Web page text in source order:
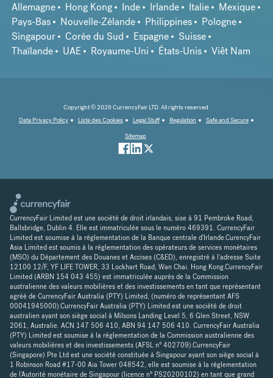
Allemagne
Hong Kong Inde Irlande Italie
Mexique
Pays-Bas
Nouvelle-Zélande Philippines
Pologne
Singapour
Corée du Sud Espagne
Suisse
Thaïlande
UAE Royaume-Uni États-Unis Viêt Nam
Copyright © 2026 CurrencyFair LTD. All rights reserved.
Data Privacy Policy
Liste des Cookies Legal Stuff Regulation
Safe and Secure
Sitemap
CurrencyFair Limited est une société de droit irlandais, sise à 91 Pembroke Road,
Ballsbridge, Dublin 4. Elle est immatriculée sous le numéro 469391. CurrencyFair
Limited est soumise à la réglementation de la Banque centrale d'Irlande.CurencyFair
Asia Limited est soumis à la réglementation des opérateurs de services monétaires
(MSO) du Département des Douanes et Accises (C&ED), enregistré à l'adresse Suite
12100 12/F, YF LIFE TOWER, 33 Lockhart Road, Wan Chai. Hong Kong.CurrencyFair
Limited (ARBN 154 043 455) est immatriculée auprès de la Commission
australienne des valeurs mobilières et des investissements en tant que représentant
agréé de CurrencyFair Australia (PTY) Limited, (numéro de représentant AFS
00041945000).CurrencyFair Australia (PTY) Limited est une société de droit
australien ayant son siège social à Milsons Landing Level 5, 6 Glen Street, NSW
2061, Australie. ACN 147 506 410, ABN 94 147 506 410. CurrencyFair Australia
(PTY) Limited est soumise à la réglementation de la Commission australienne des
valeurs mobilières et des investissements (AFSL n° 402709).CurrencyFair
(Singapore) Pte Ltd est une société constituée à Singapour ayant son siège social à
1 Robinson Road #17-00 Aia Tower 048542, elle est soumise à la réglementation
de l'Autorité monétaire de Singapour (licence n° PS20200102) en tant que grand